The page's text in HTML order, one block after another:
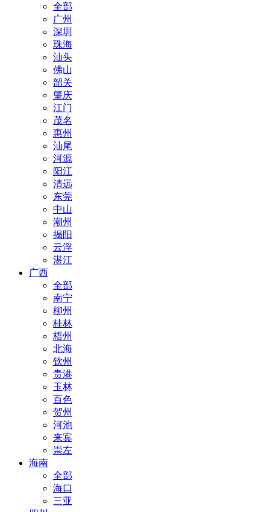
全部
广州
深圳
珠海
汕头
佛山
韶关
肇庆
江门
茂名
惠州
汕尾
河源
阳江
清远
东莞
中山
潮州
揭阳
云浮
湛江
广西
全部
南宁
柳州
桂林
梧州
北海
钦州
贵港
玉林
百色
贺州
河池
来宾
崇左
海南
全部
海口
三亚